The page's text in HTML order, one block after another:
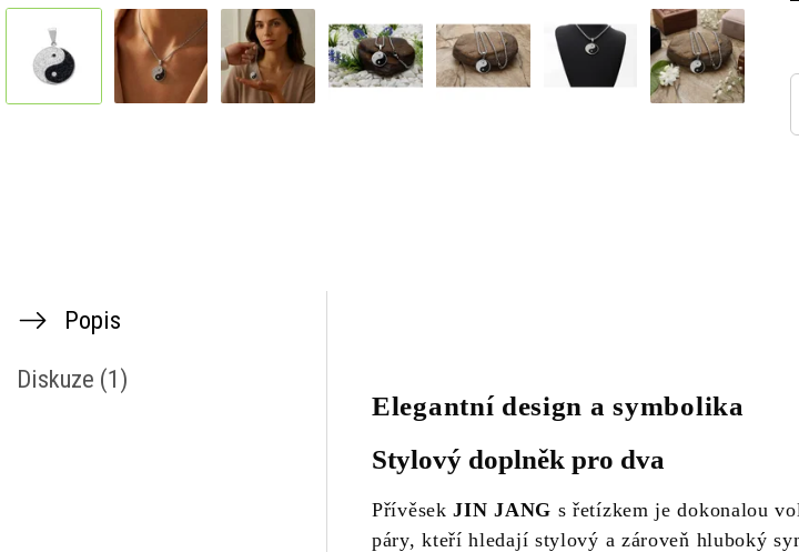
Popis
Diskuze (1)
Elegantní design a symbolika
Stylový doplněk pro dva
PřívěsekJIN JANG s řetízkem je dokonalou
páry, kteří hledají stylový a zároveň hluboký